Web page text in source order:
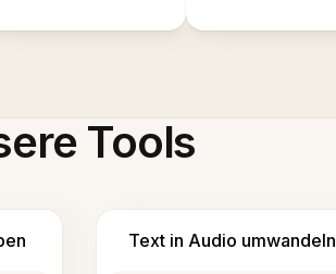
Tools
Text in Audio umwandeln